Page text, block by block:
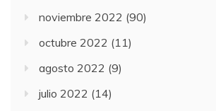
noviembre 2022 (90)
octubre 2022 (11)
agosto 2022 (9)
julio 2022 (14)